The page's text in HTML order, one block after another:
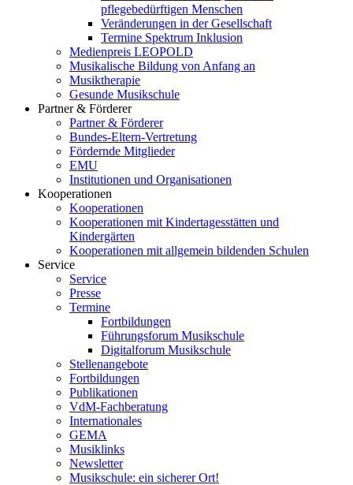
pflegebedürftigen Menschen
Veränderungen in der Gesellschaft
Termine Spektrum Inklusion
Medienpreis LEOPOLD
Musikalische Bildung von Anfang an
Musiktherapie
Gesunde Musikschule
Partner & Förderer
Partner & Förderer
Bundes-Eltern-Vertretung
Fördernde Mitglieder
EMU
Institutionen und Organisationen
Kooperationen
Kooperationen
Kooperationen mit Kindertagesstätten und
Kindergärten
Kooperationen mit allgemein bildenden Schulen
Service
Service
Presse
Termine
Fortbildungen
Führungsforum Musikschule
Digitalforum Musikschule
Stellenangebote
Fortbildungen
Publikationen
VdM-Fachberatung
Internationales
GEMA
Musiklinks
Newsletter
Musikschule: ein sicherer Ort!